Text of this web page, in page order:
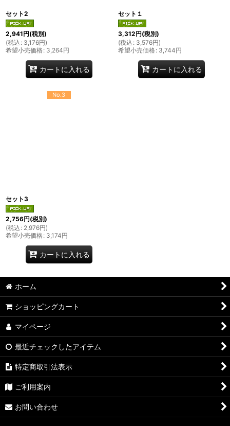
セット2
2,941円(税別)
(税込 : 3,176円)
希望小売価格: 3,264円
カートに入れる
セット１
3,312円(税別)
(税込 : 3,576円)
希望小売価格: 3,744円
カートに入れる
No.3
セット3
2,756円(税別)
(税込 : 2,976円)
希望小売価格: 3,174円
カートに入れる
ホーム
ショッピングカート
マイページ
最近チェックしたアイテム
特定商取引法表示
ご利用案内
お問い合わせ